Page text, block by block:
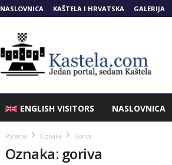
NASLOVNICA KAŠTELA I HRVATSKA GALERIJA
ENGLISH VISITORS NASLOVNICA
Početna Oznake Goriva
Oznaka: goriva